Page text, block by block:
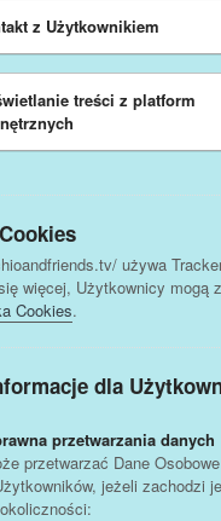
z Użytkownikiem
treści z platform
używa
więcej, Użytkownicy mogą
Cookies.
dla
przetwarzania danych
przetwarzać Dane Osobowe
jeżeli zachodzi